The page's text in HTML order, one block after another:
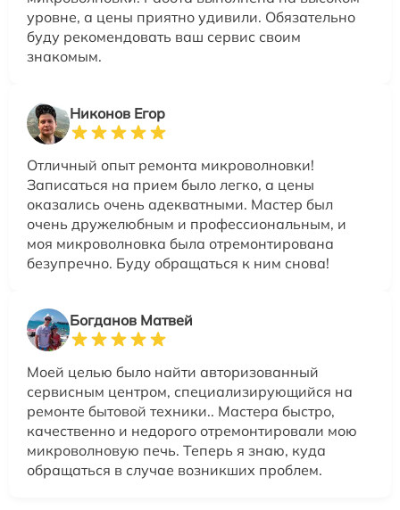
уровне, а цены приятно удивили. Обязательно
буду рекомендовать ваш сервис своим
знакомым.
Никонов Егор
Отличный опыт ремонта микроволновки!
Записаться на прием было легко, а цены
оказались очень адекватными. Мастер был
очень дружелюбным и профессиональным, и
моя микроволновка была отремонтирована
безупречно. Буду обращаться к ним снова!
Богданов Матвей
Моей целью было найти авторизованный
сервисным центром, специализирующийся на
ремонте бытовой техники.. Мастера быстро,
качественно и недорого отремонтировали мою
микроволновую печь. Теперь я знаю, куда
обращаться в случае возникших проблем.